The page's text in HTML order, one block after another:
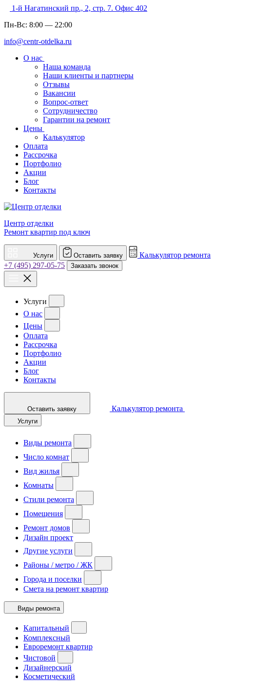
1-й Нагатинский пр., 2, стр. 7. Офис 402
Пн-Вс: 8:00 — 22:00
info@centr-otdelka.ru
О нас
Наша команда
Наши клиенты и партнеры
Отзывы
Вакансии
Вопрос-ответ
Сотрудничество
Гарантии на ремонт
Цены
Калькулятор
Оплата
Рассрочка
Портфолио
Акции
Блог
Контакты
Центр отделки
Ремонт квартир под ключ
Услуги Оставить заявку
Калькулятор ремонта
+7 (495) 297-05-75
Заказать звонок
Услуги
О нас
Цены
Оплата
Рассрочка
Портфолио
Акции
Блог
Контакты
Оставить заявку Калькулятор ремонта
Услуги
Виды ремонта
Число комнат
Вид жилья
Комнаты
Стили ремонта
Помещения
Ремонт домов
Дизайн проект
Другие услуги
Районы / метро / ЖК
Города и поселки
Смета на ремонт квартир
Виды ремонта
Капитальный
Комплексный
Евроремонт квартир
Чистовой
Дизайнерский
Косметический